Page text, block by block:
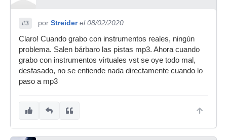
#3 por Streider el 08/02/2020
Claro! Cuando grabo con instrumentos reales, ningún
problema. Salen bárbaro las pistas mp3. Ahora cuando
grabo con instrumentos virtuales vst se oye todo mal,
desfasado, no se entiende nada directamente cuando lo
paso a mp3